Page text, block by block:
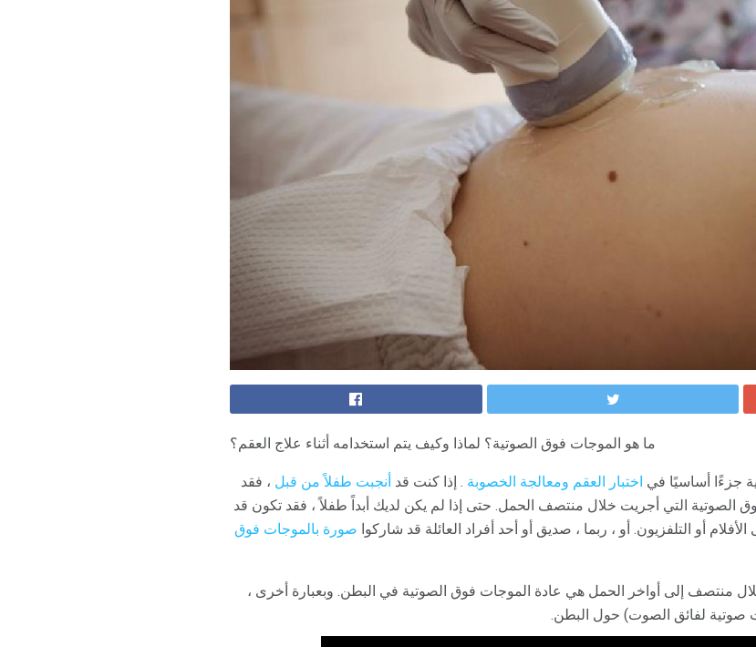
ما هو الموجات فوق الصوتية؟ لماذا وكيف يتم استخدامه أثناء علاج العقم؟
جزءًا أساسيًا في اختبار العقم ومعالجة الخصوبة . إذا كنت قد أنجبت طفلاً من قبل ، فقد
الصوتية التي أجريت خلال منتصف الحمل. حتى إذا لم يكن لديك أبداً طفلاً ، فقد تكون قد
أو التلفزيون. أو ، ربما ، صديق أو أحد أفراد العائلة قد شاركوا صورة بالموجات فوق
منتصف إلى أواخر الحمل هي عادة الموجات فوق الصوتية في البطن. وبعبارة أخرى ،
صوتية لفائق الصوت) حول البطن.